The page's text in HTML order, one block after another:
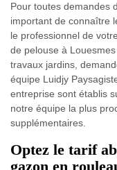
Pour toutes demandes
important de connaître
le professionnel de
de pelouse à
travaux jardins,
équipe Luidjy
entreprise sont établis
notre équipe la plus
supplémentaires.
Optez le tarif
gazon en